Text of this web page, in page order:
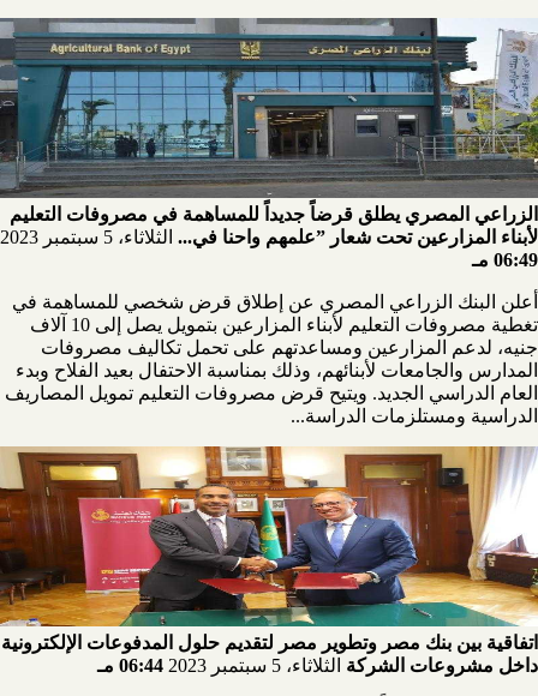
الزراعي المصري يطلق قرضاً جديداً للمساهمة في مصروفات التعليم
لأبناء المزارعين تحت شعار ”علمهم واحنا في... الثلاثاء، 5 سبتمبر 2023
06:49 مـ
أعلن البنك الزراعي المصري عن إطلاق قرض شخصي للمساهمة في
تغطية مصروفات التعليم لأبناء المزارعين بتمويل يصل إلى 10 آلاف
جنيه، لدعم المزارعين ومساعدتهم على تحمل تكاليف مصروفات
المدارس والجامعات لأبنائهم، وذلك بمناسبة الاحتفال بعيد الفلاح وبدء
العام الدراسي الجديد. ويتيح قرض مصروفات التعليم تمويل المصاريف
الدراسية ومستلزمات الدراسة...
اتفاقية بين بنك مصر وتطوير مصر لتقديم حلول المدفوعات الإلكترونية
داخل مشروعات الشركة الثلاثاء، 5 سبتمبر 2023 06:44 مـ